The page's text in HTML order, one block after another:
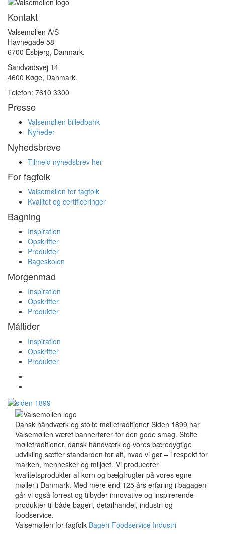
Kontakt
Valsemøllen A/S
Havnegade 58
6700 Esbjerg, Danmark.
Sandvadsvej 14
4600 Køge, Danmark.
Telefon: 7610 3300
Presse
Valsemøllen billedbank
Nyheder
Nyhedsbreve
Tilmeld nyhedsbrev her
For fagfolk
Valsemøllen for fagfolk
Kvalitet og certificeringer
Bagning
Inspiration
Opskrifter
Produkter
Bageskolen
Morgenmad
Inspiration
Opskrifter
Produkter
Måltider
Inspiration
Opskrifter
Produkter
Dansk håndværk og stolte mølletraditioner Siden 1899 har
Valsemøllen været bannerfører for den gode smag. Stolte
mølletraditioner, dansk håndværk og vores bæredygtige
udvikling sætter standarden for alt, hvad vi gør – i respekt for
marken, mennesker og miljøet. Vi producerer
kvalitetsprodukter af korn og bælgfrugter på vores egne
møller i Danmark. Med mere end 125 års erfaring i bagagen
går vi også forrest og tilbyder innovative og inspirerende
produkter til både bageri, detailhandel, industri og
foodservice.
Valsemøllen for fagfolk Bageri Foodservice Industri